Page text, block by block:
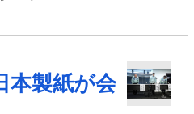
本製紙が会